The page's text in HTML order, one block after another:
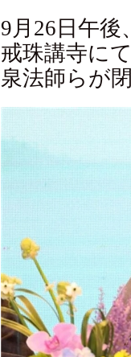
9月26日午後
戒珠講寺に
泉法師らが